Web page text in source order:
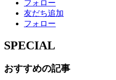
フォロー
友だち追加
フォロー
SPECIAL
おすすめの記事